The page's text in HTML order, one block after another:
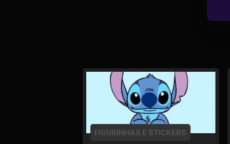
FIGURINHAS E STICKERS